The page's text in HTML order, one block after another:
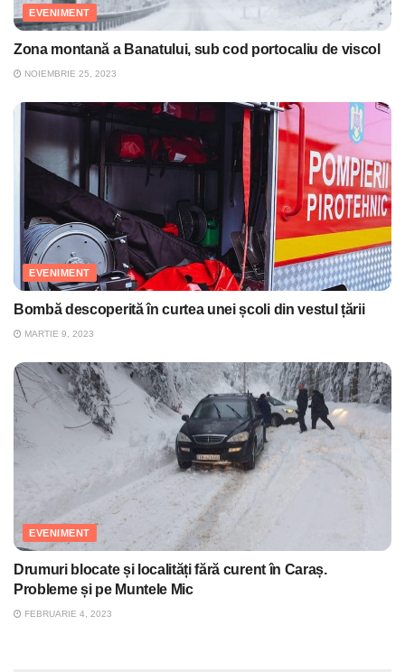
EVENIMENT
Zona montană a Banatului, sub cod portocaliu de viscol
NOIEMBRIE 25, 2023
EVENIMENT
Bombă descoperită în curtea unei școli din vestul țării
MARTIE 9, 2023
EVENIMENT
Drumuri blocate și localități fără curent în Caraș.
Probleme și pe Muntele Mic
FEBRUARIE 4, 2023